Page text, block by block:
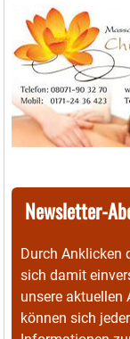
Newsletter-
Durch Anklicken
sich damit
unsere aktuellen
können sich